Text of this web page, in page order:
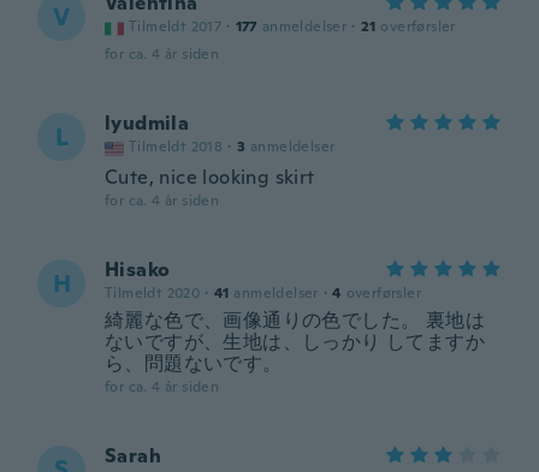
V Tilmeldt 2017 · 177 anmeldelser · 21 overførsler
for ca. 4 år siden
L lyudmila
Tilmeldt 2018 · 3 anmeldelser
Cute, nice looking skirt
for ca. 4 år siden
H Hisako
Tilmeldt 2020 · 41 anmeldelser · 4 overførsler
綺麗な色で、画像通りの色でした。 裏地は
ないですが、生地は、しっかり してますか
ら、問題ないです。
for ca. 4 år siden
Sarah